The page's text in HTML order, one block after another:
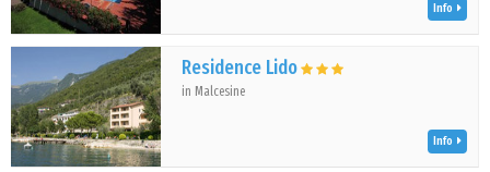
Info
Residence Lido
in Malcesine
Info